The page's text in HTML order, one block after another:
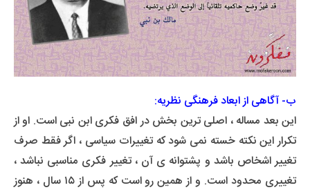
ب- آگاهی از ابعاد فرهنگی نظریه:
این بعد مساله ، اصلی ترین بخش در افق فکری ابن نبی است. او از
تکرار این نکته خسته نمی شود که تغییرات سیاسی ، اگر فقط صرف
تغییر اشخاص باشد و پشتوانه ی آن ، تغییر فکری مناسبی نباشد ،
تغییری محدود است. و از همین رو است که پس از ۱۵ سال ، هنوز